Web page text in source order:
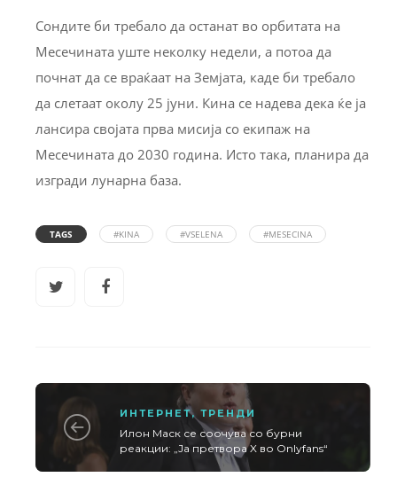
Сондите би требало да останат во орбитата на
Месечината уште неколку недели, а потоа да
почнат да се враќаат на Земјата, каде би требало
да слетаат околу 25 јуни. Кина се надева дека ќе ја
лансира својата прва мисија со екипаж на
Месечината до 2030 година. Исто така, планира да
изгради лунарна база.
TAGS #KINA #VSELENA #MESECINA
ИНТЕРНЕТ, ТРЕНДИ
Илон Маск се соочува со бурни
реакции: „Ја претвора X во Onlyfans“